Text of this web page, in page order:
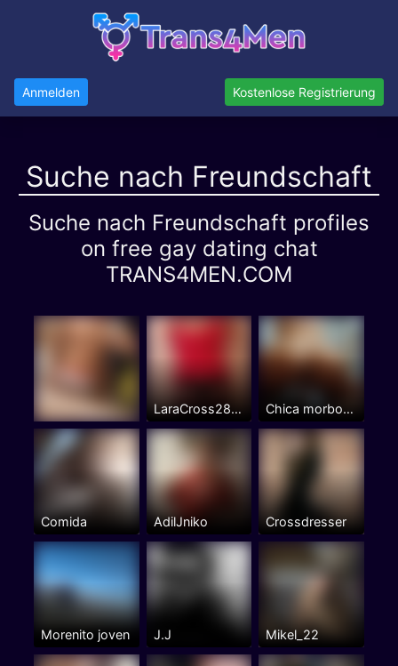
Anmelden Kostenlose Registrierung
Suche nach Freundschaft
Suche nach Freundschaft profiles
on free gay dating chat
TRANS4MEN.COM
LaraCross28Bilbao Chica morbosa
Comida AdilJniko Crossdresser
Morenito joven J.J Mikel_22